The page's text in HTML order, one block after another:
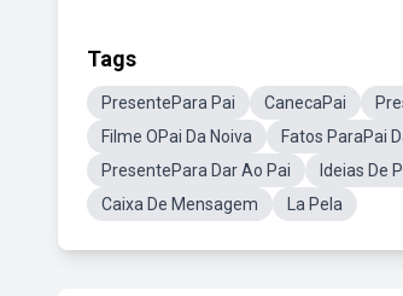
Tags
PresentePara Pai CanecaPai
Filme OPai Da Noiva
Fatos ParaPai
PresentePara Dar Ao Pai
Ideias De
Caixa De Mensagem
La Pela